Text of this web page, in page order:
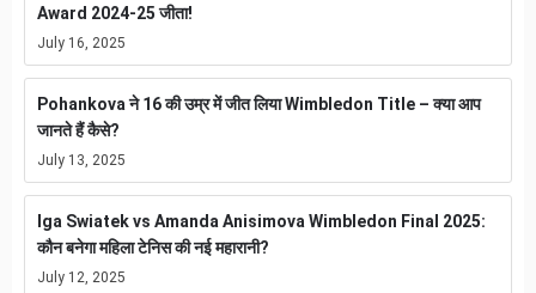
Award 2024-25 जीता!
July 16, 2025
Pohankova ने 16 की उम्र में जीत लिया Wimbledon Title – क्या आप
जानते हैं कैसे?
July 13, 2025
Iga Swiatek vs Amanda Anisimova Wimbledon Final 2025:
कौन बनेगा महिला टेनिस की नई महारानी?
July 12, 2025